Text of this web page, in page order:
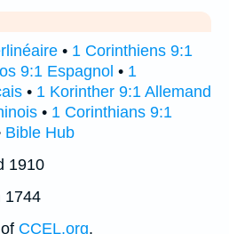
• 1 Corinthiens 9:1
9:1 Espagnol • 1
• 1 Korinther 9:1 Allemand
• 1 Corinthians 9:1
Bible Hub
1910
1744
CCEL.org.